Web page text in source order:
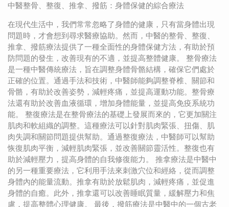
中醫整骨、整復、推拿、撥筋：身體保健的綜合療法
在現代生活中，我們常常忽略了身體的健康，只有當身體出現
問題時，才會想到尋求醫療協助。然而，中醫的整骨、整復、
推拿、撥筋療法提供了一種全面性的身體保健方法，有助於預
防問題的發生，改善現有的不適，並提高整體健康。 整骨療法
是一種中醫傳統療法，旨在調整身體骨骼結構，確保它們處於
正確的位置。通過手法和技術，中醫師能夠調整脊椎、關節和
骨骼，有助於改善姿勢，減輕疼痛，並提高運動功能。整骨療
法還有助於改善血液循環，增加身體能量，並提高免疫系統功
能。 整復療法是在整骨療法的基礎上發展而來的，它更加關注
肌肉和軟組織的調整。這種療法可以針對肌肉緊張、扭傷、肌
肉失調和關節問題提供幫助。通過整復療法，中醫師可以幫助
恢復肌肉平衡，減輕肌肉緊張，並改善關節靈活性。整復也有
助於減輕壓力，提高身體的自我修復能力。 推拿療法是中醫中
的另一種重要療法，它利用手法來刺激穴位和經絡，從而調整
身體內的能量流動。推拿有助於放鬆肌肉，減輕疼痛，並促進
身體的自癒。此外，推拿還可以改善睡眠質量，緩解壓力和焦
慮，提高整體心理健康。 最後，撥筋療法是中醫中的一個古老